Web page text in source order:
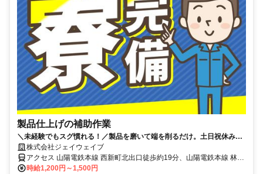
製品仕上げの補助作業
＼未経験でもスグ慣れる！／製品を磨いて端を削るだけ。土日祝休み＆
残業ほぼナシ！軽くて安心のシンプル軽作業
株式会社ジェイウェイブ
アクセス 山陽電鉄本線 西新町北出口徒歩約19分、山陽電鉄本線 林崎
松江海岸北出口徒歩約24分、ＪＲ山陽本線 明石ピオレ口徒歩約26分
時給1,200円～1,500円